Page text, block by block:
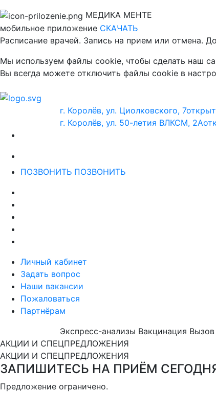
МЕДИКА МЕНТЕ
мобильное приложение СКАЧАТЬ
Расписание врачей. Запись на прием или отмена.
Мы используем файлы cookie, чтобы сделать наш
Вы всегда можете отключить файлы cookie в
г. Королёв, ул. Циолковского, 7
г. Королёв, ул. 50-летия ВЛКСМ, 2А
ПОЗВОНИТЬ ПОЗВОНИТЬ
Личный кабинет
Задать вопрос
Наши вакансии
Пожаловаться
Партнёрам
Экспресс-анализы Вакцинация
АКЦИИ И СПЕЦПРЕДЛОЖЕНИЯ
АКЦИИ И СПЕЦПРЕДЛОЖЕНИЯ
ЗАПИШИТЕСЬ НА ПРИЁМ
Предложение ограничено.